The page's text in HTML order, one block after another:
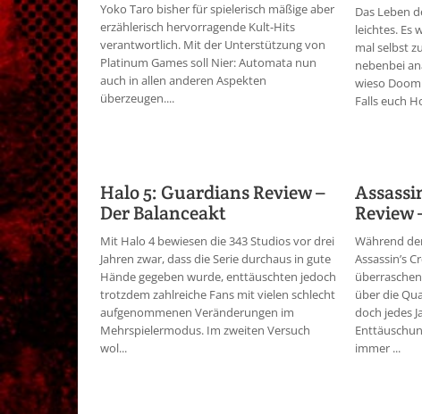
Yoko Taro bisher für spielerisch mäßige aber
erzählerisch hervorragende Kult-Hits
verantwortlich. Mit der Unterstützung von
Platinum Games soll Nier: Automata nun
auch in allen anderen Aspekten
überzeugen....
Das Leben
leichtes. Es
mal selbst
nebenbei
wieso
Falls euch
Halo 5: Guardians Review –
Der Balanceakt
Mit Halo 4 bewiesen die 343 Studios vor drei
Jahren zwar, dass die Serie durchaus in gute
Hände gegeben wurde, enttäuschten jedoch
trotzdem zahlreiche Fans mit vielen schlecht
aufgenommenen Veränderungen im
Mehrspielermodus. Im zweiten Versuch
wol...
Review
Während
Assassin’s
über die
doch jedes
immer ...